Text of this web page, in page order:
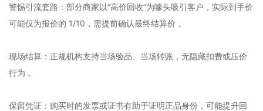
‌警惕引流套路‌：部分商家以“高价回收”为噱头吸引客户，实际到手价
可能仅为报价的 1/10，需提前确认最终结算价 。‌‌
‌现场结算‌：正规机构支持当场验品、当场转账，无隐藏扣费或压价
行为 。‌‌
‌保留凭证‌：购买时的发票或证书有助于证明正品身份，可能提升回